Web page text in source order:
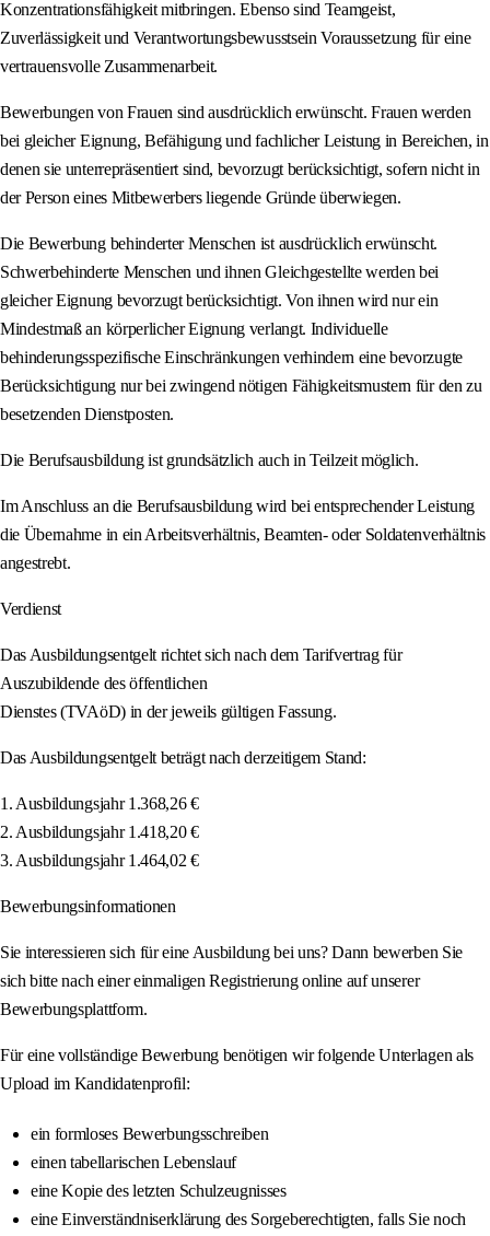
Konzentrationsfähigkeit mitbringen. Ebenso sind Teamgeist,
Zuverlässigkeit und Verantwortungsbewusstsein Voraussetzung für eine
vertrauensvolle Zusammenarbeit.
Bewerbungen von Frauen sind ausdrücklich erwünscht. Frauen werden
bei gleicher Eignung, Befähigung und fachlicher Leistung in Bereichen, in
denen sie unterrepräsentiert sind, bevorzugt berücksichtigt, sofern nicht in
der Person eines Mitbewerbers liegende Gründe überwiegen.
Die Bewerbung behinderter Menschen ist ausdrücklich erwünscht.
Schwerbehinderte Menschen und ihnen Gleichgestellte werden bei
gleicher Eignung bevorzugt berücksichtigt. Von ihnen wird nur ein
Mindestmaß an körperlicher Eignung verlangt. Individuelle
behinderungsspezifische Einschränkungen verhindern eine bevorzugte
Berücksichtigung nur bei zwingend nötigen Fähigkeitsmustern für den zu
besetzenden Dienstposten.
Die Berufsausbildung ist grundsätzlich auch in Teilzeit möglich.
Im Anschluss an die Berufsausbildung wird bei entsprechender Leistung
die Übernahme in ein Arbeitsverhältnis, Beamten- oder Soldatenverhältnis
angestrebt.
Verdienst
Das Ausbildungsentgelt richtet sich nach dem Tarifvertrag für
Auszubildende des öffentlichen
Dienstes (TVAöD) in der jeweils gültigen Fassung.
Das Ausbildungsentgelt beträgt nach derzeitigem Stand:
1. Ausbildungsjahr 1.368,26 €
2. Ausbildungsjahr 1.418,20 €
3. Ausbildungsjahr 1.464,02 €
Bewerbungsinformationen
Sie interessieren sich für eine Ausbildung bei uns? Dann bewerben Sie
sich bitte nach einer einmaligen Registrierung online auf unserer
Bewerbungsplattform.
Für eine vollständige Bewerbung benötigen wir folgende Unterlagen als
Upload im Kandidatenprofil:
ein formloses Bewerbungsschreiben
einen tabellarischen Lebenslauf
eine Kopie des letzten Schulzeugnisses
eine Einverständniserklärung des Sorgeberechtigten, falls Sie noch